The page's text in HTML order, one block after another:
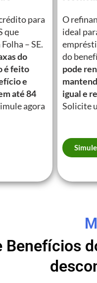
para
que
– SE.
do
é feito
e
até 84
agora
O
ideal
do
pode
igual e
Solicite
Simule
Benefícios